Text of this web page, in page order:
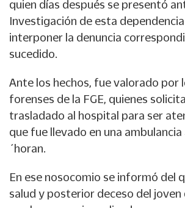
quien días después se presentó
Investigación de esta
interponer la denuncia
sucedido.
Ante los hechos, fue valorado por
forenses de la FGE, quienes
trasladado al hospital para ser
que fue llevado en una
´horan.
En ese nosocomio se informó del
salud y posterior deceso del joven